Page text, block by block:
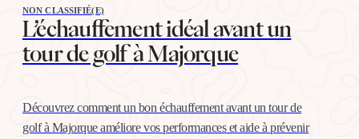
NON CLASSIFIÉ(E)
L’échauffement idéal avant un
tour de golf à Majorque
Découvrez comment un bon échauffement avant un tour de
golf à Majorque améliore vos performances et aide à prévenir